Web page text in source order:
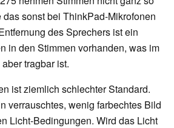
sonst bei ThinkPad-Mikrofonen
des Sprechers ist ein
in den Stimmen vorhanden, was im
tragbar ist.
ist ziemlich schlechter Standard.
verrauschtes, wenig farbechtes Bild
Licht-Bedingungen. Wird das Licht